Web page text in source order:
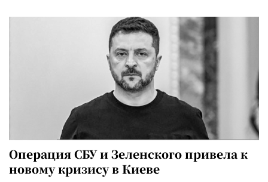
Операция СБУ и Зеленского привела к
новому кризису в Киеве